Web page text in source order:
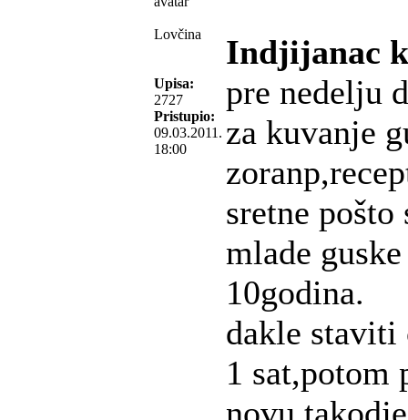
Lovčina
Upisa:
2727
Pristupio:
09.03.2011.
18:00
Indjijanac
pre nedelju
za kuvanje
sretne
mlade
10godina.
dakle staviti
1 sat,potom